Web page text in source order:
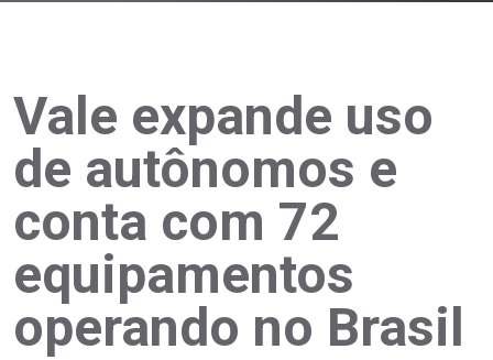
Vale expande uso
de autônomos e
conta com 72
equipamentos
operando no Brasil